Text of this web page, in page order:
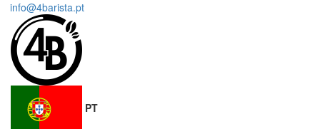
info@4barista.pt
PT